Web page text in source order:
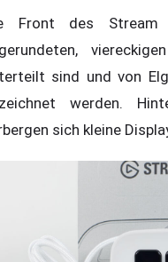
Front des
sind und von
werden.
sich kleine